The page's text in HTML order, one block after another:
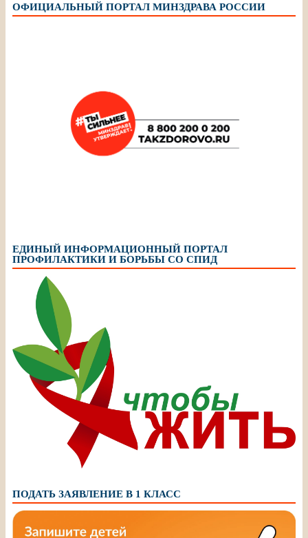
ОФИЦИАЛЬНЫЙ ПОРТАЛ МИНЗДРАВА РОССИИ
ЕДИНЫЙ ИНФОРМАЦИОННЫЙ ПОРТАЛ
ПРОФИЛАКТИКИ И БОРЬБЫ СО СПИД
ПОДАТЬ ЗАЯВЛЕНИЕ В 1 КЛАСС